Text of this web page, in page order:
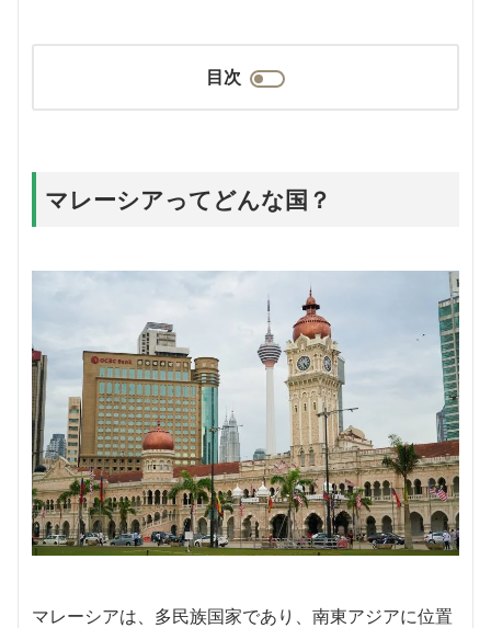
目次
マレーシアってどんな国？
マレーシアは、多民族国家であり、南東アジアに位置